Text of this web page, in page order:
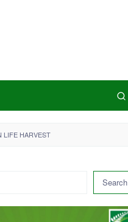
LIFE HARVEST
Search